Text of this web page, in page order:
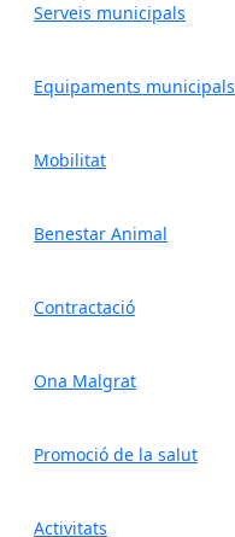
Serveis municipals
Equipaments municipals
Mobilitat
Benestar Animal
Contractació
Ona Malgrat
Promoció de la salut
Activitats